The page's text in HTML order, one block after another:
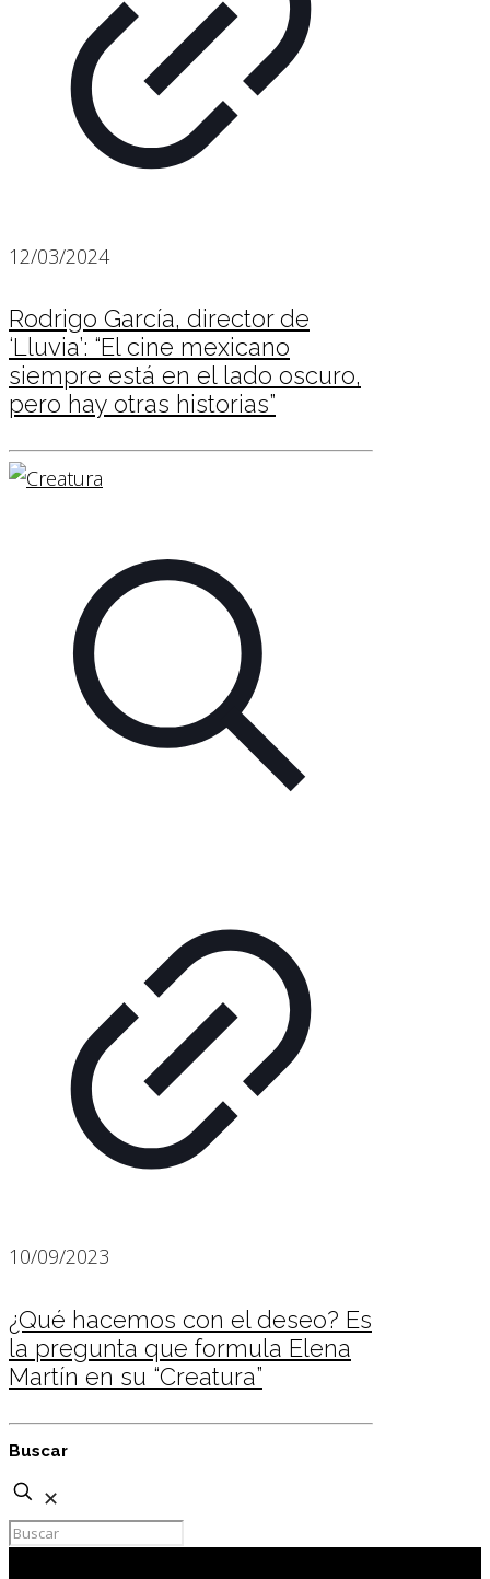
12/03/2024
Rodrigo García, director de
‘Lluvia’: “El cine mexicano
siempre está en el lado oscuro,
pero hay otras historias”
10/09/2023
¿Qué hacemos con el deseo? Es
la pregunta que formula Elena
Martín en su “Creatura”
Buscar
✕